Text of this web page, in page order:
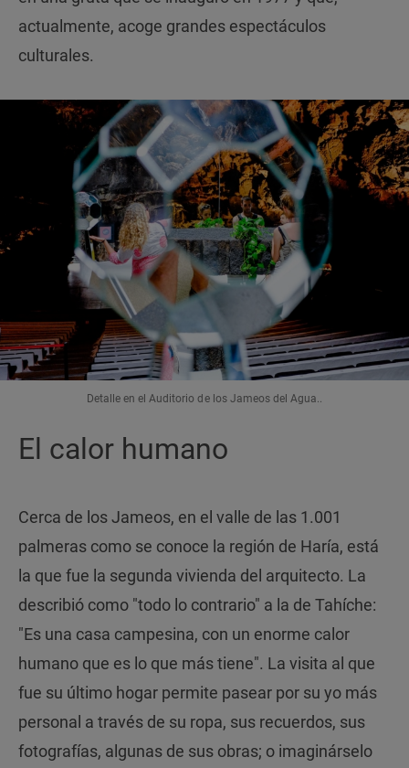
actualmente, acoge grandes espectáculos
culturales.
Detalle en el Auditorio de los Jameos del Agua..
El calor humano
Cerca de los Jameos, en el valle de las 1.001
palmeras como se conoce la región de Haría, está
la que fue la segunda vivienda del arquitecto. La
describió como "todo lo contrario" a la de Tahíche:
"Es una casa campesina, con un enorme calor
humano que es lo que más tiene". La visita al que
fue su último hogar permite pasear por su yo más
personal a través de su ropa, sus recuerdos, sus
fotografías, algunas de sus obras; o imaginárselo